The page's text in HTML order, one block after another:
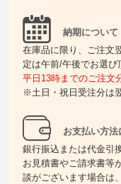
納期について
在庫品に限り、ご注文
定は午前/午後でお選び
平日13時までのご注文
※土日・祝日受注分は
お支払い方法
銀行振込または代金引
お見積書やご請求書等
談がございます場合は